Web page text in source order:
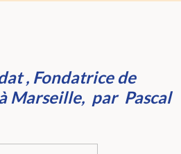
, Fondatrice de
Marseille, par Pascal